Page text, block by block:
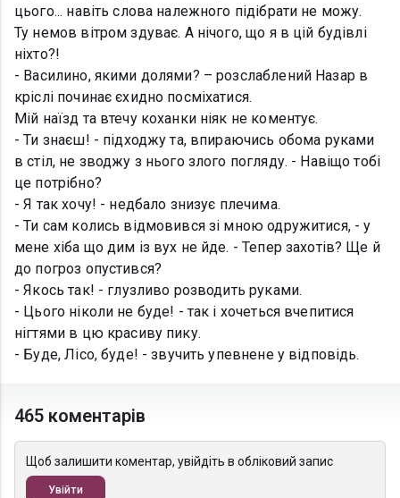
цього... навіть слова належного підібрати не можу.
Ту немов вітром здуває. А нічого, що я в цій будівлі
ніхто?!
- Василино, якими долями? – розслаблений Назар в
кріслі починає єхидно посміхатися.
Мій наїзд та втечу коханки ніяк не коментує.
- Ти знаєш! - підходжу та, впираючись обома руками
в стіл, не зводжу з нього злого погляду. - Навіщо тобі
це потрібно?
- Я так хочу! - недбало знизує плечима.
- Ти сам колись відмовився зі мною одружитися, - у
мене хіба що дим із вух не йде. - Тепер захотів? Ще й
до погроз опустився?
- Якось так! - глузливо розводить руками.
- Цього ніколи не буде! - так і хочеться вчепитися
нігтями в цю красиву пику.
- Буде, Лісо, буде! - звучить упевнене у відповідь.
465 коментарів
Щоб залишити коментар, увійдіть в обліковий запис
Увійти